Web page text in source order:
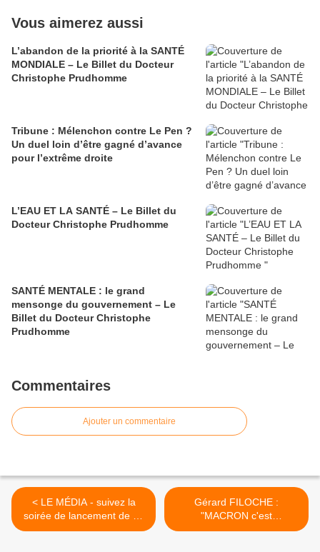
Vous aimerez aussi
L’abandon de la priorité à la SANTÉ
MONDIALE – Le Billet du Docteur
Christophe Prudhomme
Tribune : Mélenchon contre Le Pen ?
Un duel loin d’être gagné d’avance
pour l’extrême droite
L’EAU ET LA SANTÉ – Le Billet du
Docteur Christophe Prudhomme
SANTÉ MENTALE : le grand
mensonge du gouvernement – Le
Billet du Docteur Christophe
Prudhomme
Commentaires
Ajouter un commentaire
< LE MÉDIA - suivez la
soirée de lancement de ce
nouveau média citoyen :
Gérard FILOCHE :
"MACRON c'est
THATCHER !" >